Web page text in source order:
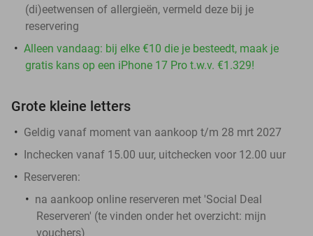
(di)eetwensen of allergieën, vermeld deze bij je
reservering
Alleen vandaag: bij elke €10 die je besteedt, maak je
gratis kans op een iPhone 17 Pro t.w.v. €1.329!
Grote kleine letters
Geldig vanaf moment van aankoop t/m 28 mrt 2027
Inchecken vanaf 15.00 uur, uitchecken voor 12.00 uur
Reserveren:
na aankoop online reserveren met 'Social Deal
Reserveren' (te vinden onder het overzicht: mijn
vouchers)